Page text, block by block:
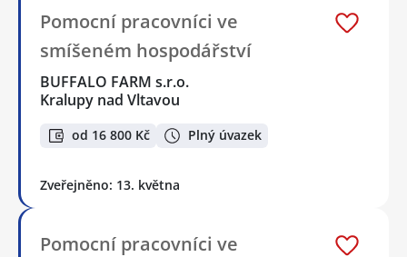
Pomocní pracovníci ve
smíšeném hospodářství
BUFFALO FARM s.r.o.
Kralupy nad Vltavou
od 16 800 Kč Plný úvazek
Zveřejněno: 13. května
Pomocní pracovníci ve